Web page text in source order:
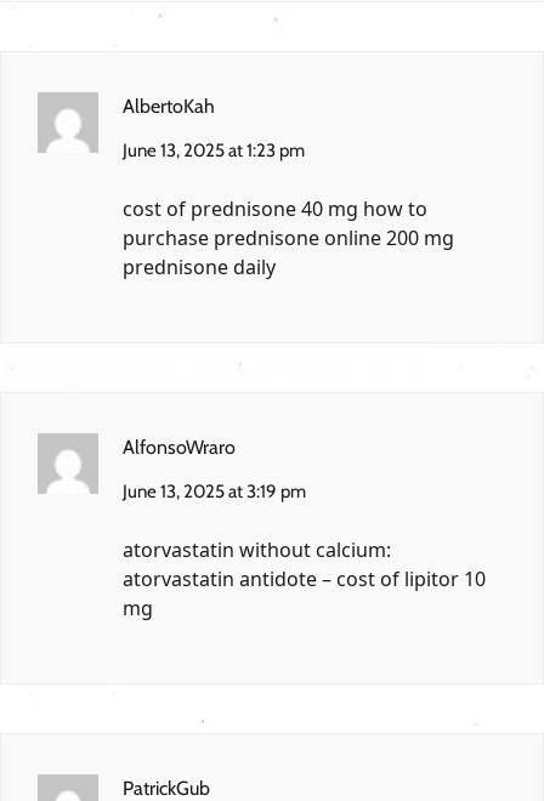
AlbertoKah
June 13, 2025 at 1:23 pm
cost of prednisone 40 mg how to
purchase prednisone online200 mg
prednisone daily
AlfonsoWraro
June 13, 2025 at 3:19 pm
atorvastatin without calcium:
atorvastatin antidote– cost of lipitor 10
mg
PatrickGub